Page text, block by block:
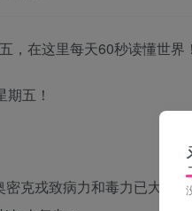
五！
克戎致病力和毒力已大幅